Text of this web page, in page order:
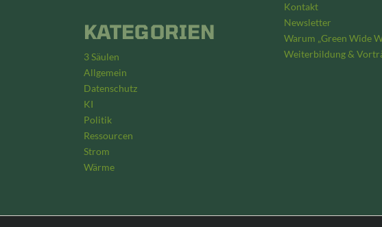
KATEGORIEN
3 Säulen
Allgemein
Datenschutz
KI
Politik
Ressourcen
Strom
Wärme
Kontakt
Newsletter
Warum „Green Wide
Weiterbildung &